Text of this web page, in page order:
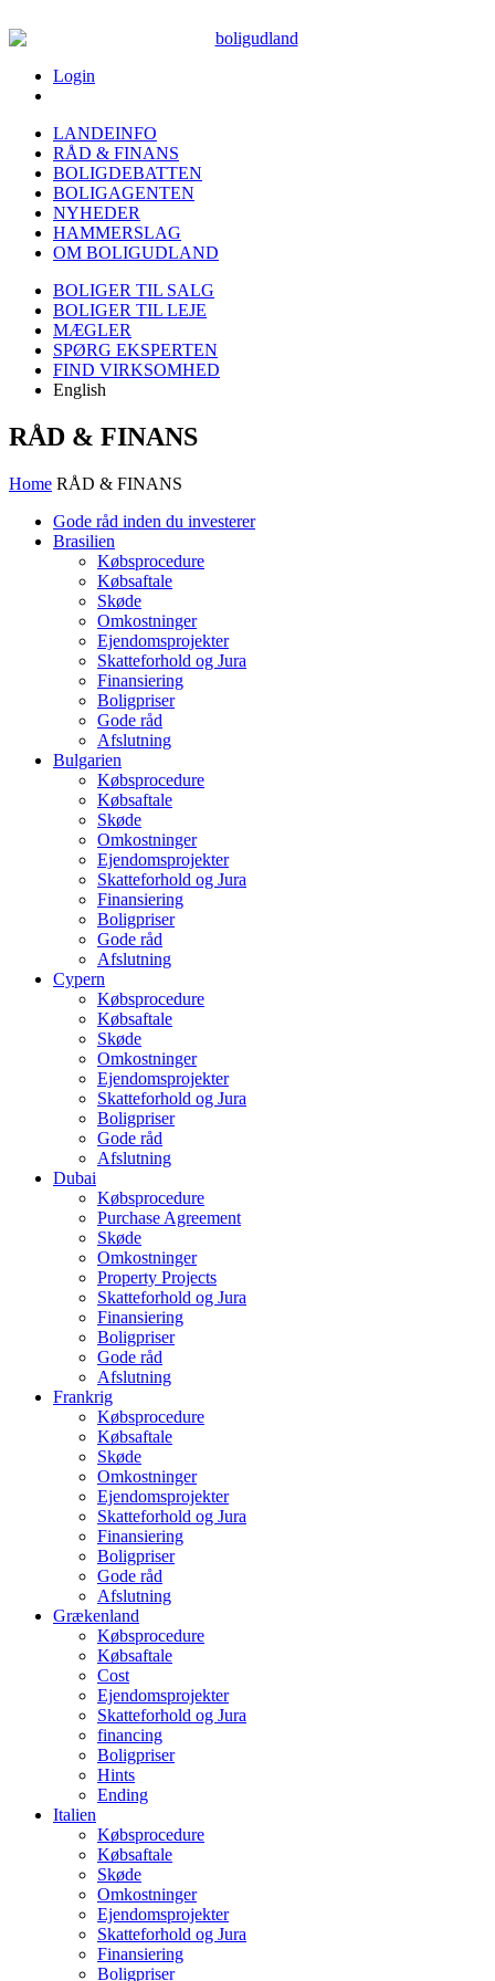
Login
LANDEINFO
RÅD & FINANS
BOLIGDEBATTEN
BOLIGAGENTEN
NYHEDER
HAMMERSLAG
OM BOLIGUDLAND
BOLIGER TIL SALG
BOLIGER TIL LEJE
MÆGLER
SPØRG EKSPERTEN
FIND VIRKSOMHED
English
RÅD & FINANS
Home RÅD & FINANS
Gode råd inden du investerer
Brasilien
Købsprocedure
Købsaftale
Skøde
Omkostninger
Ejendomsprojekter
Skatteforhold og Jura
Finansiering
Boligpriser
Gode råd
Afslutning
Bulgarien
Købsprocedure
Købsaftale
Skøde
Omkostninger
Ejendomsprojekter
Skatteforhold og Jura
Finansiering
Boligpriser
Gode råd
Afslutning
Cypern
Købsprocedure
Købsaftale
Skøde
Omkostninger
Ejendomsprojekter
Skatteforhold og Jura
Boligpriser
Gode råd
Afslutning
Dubai
Købsprocedure
Purchase Agreement
Skøde
Omkostninger
Property Projects
Skatteforhold og Jura
Finansiering
Boligpriser
Gode råd
Afslutning
Frankrig
Købsprocedure
Købsaftale
Skøde
Omkostninger
Ejendomsprojekter
Skatteforhold og Jura
Finansiering
Boligpriser
Gode råd
Afslutning
Grækenland
Købsprocedure
Købsaftale
Cost
Ejendomsprojekter
Skatteforhold og Jura
financing
Boligpriser
Hints
Ending
Italien
Købsprocedure
Købsaftale
Skøde
Omkostninger
Ejendomsprojekter
Skatteforhold og Jura
Finansiering
Boligpriser